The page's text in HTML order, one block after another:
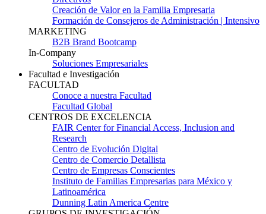
Creación de Valor en la Familia Empresaria
Formación de Consejeros de Administración | Intensivo
MARKETING
B2B Brand Bootcamp
In-Company
Soluciones Empresariales
Facultad e Investigación
FACULTAD
Conoce a nuestra Facultad
Facultad Global
CENTROS DE EXCELENCIA
FAIR Center for Financial Access, Inclusion and
Research
Centro de Evolución Digital
Centro de Comercio Detallista
Centro de Empresas Conscientes
Instituto de Familias Empresarias para México y
Latinoamérica
Dunning Latin America Centre